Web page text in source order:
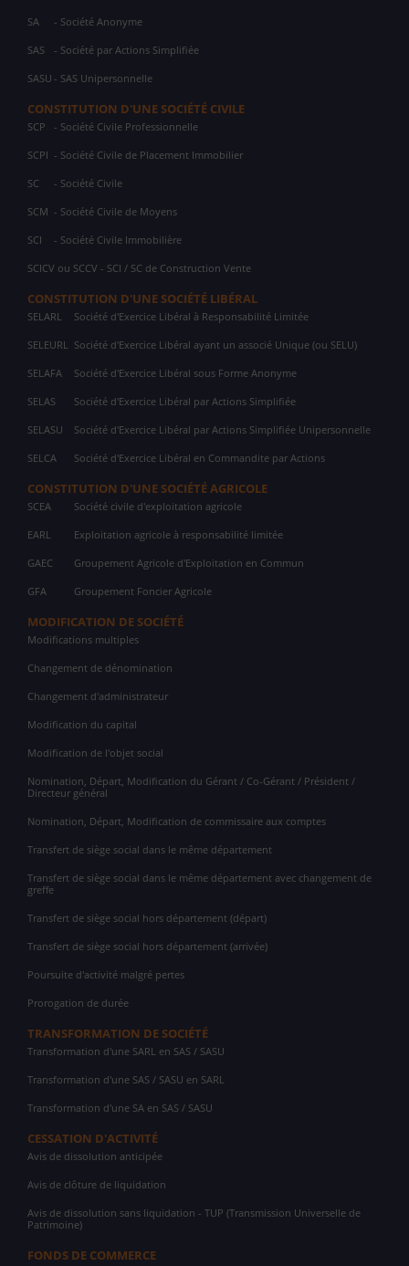
SA - Société Anonyme
SAS - Société par Actions Simplifiée
SASU - SAS Unipersonnelle
CONSTITUTION D'UNE SOCIÉTÉ CIVILE
SCP - Société Civile Professionnelle
SCPI - Société Civile de Placement Immobilier
SC - Société Civile
SCM - Société Civile de Moyens
SCI - Société Civile Immobilière
SCICV ou SCCV - SCI / SC de Construction Vente
CONSTITUTION D'UNE SOCIÉTÉ LIBÉRAL
SELARL Société d'Exercice Libéral à Responsabilité Limitée
SELEURL Société d'Exercice Libéral ayant un associé Unique (ou SELU)
SELAFA Société d'Exercice Libéral sous Forme Anonyme
SELAS Société d'Exercice Libéral par Actions Simplifiée
SELASU Société d'Exercice Libéral par Actions Simplifiée Unipersonnelle
SELCA Société d'Exercice Libéral en Commandite par Actions
CONSTITUTION D'UNE SOCIÉTÉ AGRICOLE
SCEA Société civile d'exploitation agricole
EARL Exploitation agricole à responsabilité limitée
GAEC Groupement Agricole d'Exploitation en Commun
GFA Groupement Foncier Agricole
MODIFICATION DE SOCIÉTÉ
Modifications multiples
Changement de dénomination
Changement d'administrateur
Modification du capital
Modification de l'objet social
Nomination, Départ, Modification du Gérant / Co-Gérant / Président /
Directeur général
Nomination, Départ, Modification de commissaire aux comptes
Transfert de siège social dans le même département
Transfert de siège social dans le même département avec changement de
greffe
Transfert de siège social hors département (départ)
Transfert de siège social hors département (arrivée)
Poursuite d'activité malgré pertes
Prorogation de durée
TRANSFORMATION DE SOCIÉTÉ
Transformation d'une SARL en SAS / SASU
Transformation d'une SAS / SASU en SARL
Transformation d'une SA en SAS / SASU
CESSATION D'ACTIVITÉ
Avis de dissolution anticipée
Avis de clôture de liquidation
Avis de dissolution sans liquidation - TUP (Transmission Universelle de
Patrimoine)
FONDS DE COMMERCE